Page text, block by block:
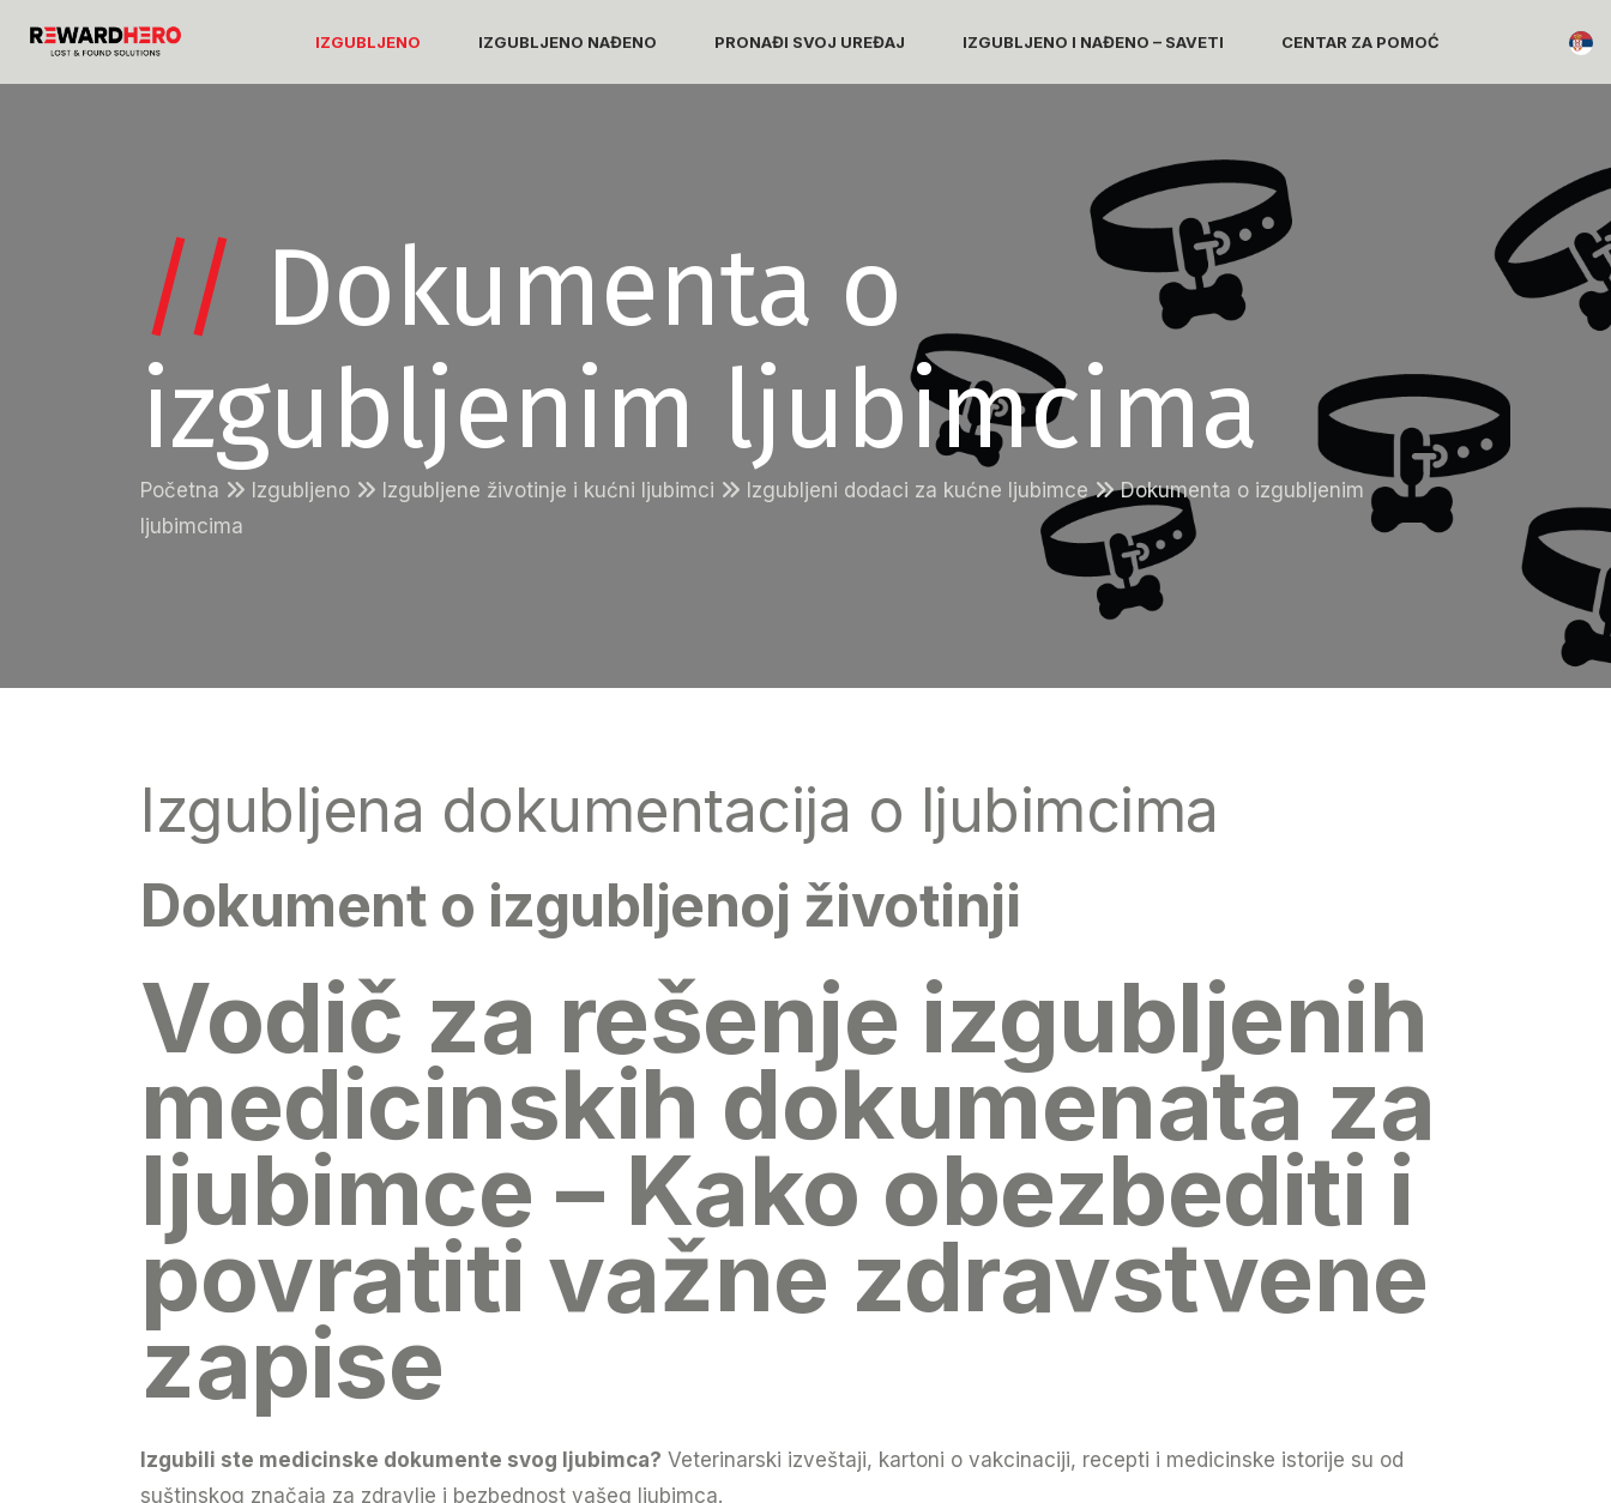
IZGUBLJENO IZGUBLJENO NAĐENO PRONAĐI SVOJ UREĐAJ IZGUBLJENO I NAĐENO – SAVETI CENTAR ZA POMOĆ
// Dokumenta o
izgubljenim ljubimcima
Početna Izgubljeno Izgubljene životinje i kućni ljubimci Izgubljeni dodaci za kućne ljubimce
Dokumenta o izgubljenim
ljubimcima
Izgubljena dokumentacija o ljubimcima
Dokument o izgubljenoj životinji
Vodič za rešenje izgubljenih
medicinskih dokumenata za
ljubimce – Kako obezbediti i
povratiti važne zdravstvene
zapise
Izgubili ste medicinske dokumente svog ljubimca? Veterinarski izveštaji, kartoni o vakcinaciji, recepti i medicinske istorije su od
suštinskog značaja za zdravlje i bezbednost vašeg ljubimca.